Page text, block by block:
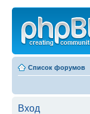
Список форумов
Вход